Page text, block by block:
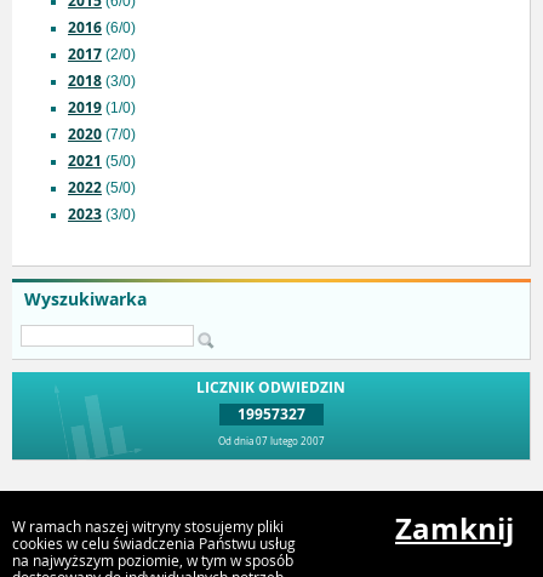
Wyszukiwarka
LICZNIK ODWIEDZIN
19957327
Od dnia 07 lutego 2007
2016 (6/0)
2017 (2/0)
2018 (3/0)
2019 (1/0)
2020 (7/0)
2021 (5/0)
2022 (5/0)
2023 (3/0)
W ramach naszej witryny stosujemy pliki
cookies w celu świadczenia Państwu usług
na najwyższym poziomie, w tym w sposób
Zamknij